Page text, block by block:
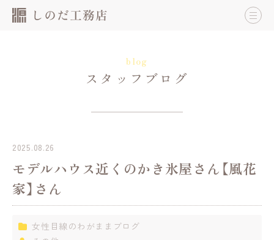
blog
スタッフブログ
2025.08.26
モデルハウス近くのかき氷屋さん【風花
家】さん
女性目線のわがままブログ